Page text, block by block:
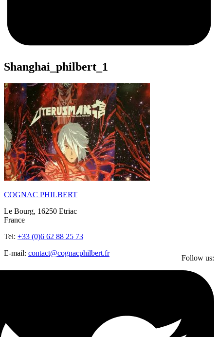
Shanghai_philbert_1
COGNAC PHILBERT
Le Bourg, 16250 Etriac
France
Tel: +33 (0)6 62 88 25 73
E-mail: contact@cognacphilbert.fr
Follow us: